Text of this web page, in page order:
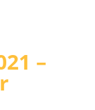
–